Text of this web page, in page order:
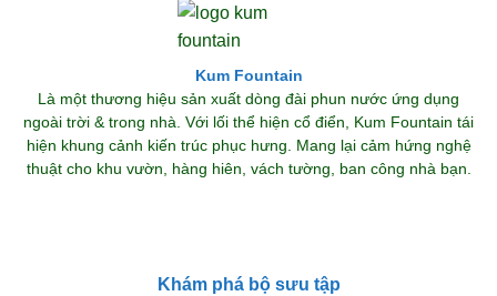
Kum Fountain
Là một thương hiệu sản xuất dòng đài phun nước ứng dụng
ngoài trời & trong nhà. Với lối thể hiện cổ điển, Kum Fountain tái
hiện khung cảnh kiến trúc phục hưng. Mang lại cảm hứng nghệ
thuật cho khu vườn, hàng hiên, vách tường, ban công nhà bạn.
Khám phá bộ sưu tập